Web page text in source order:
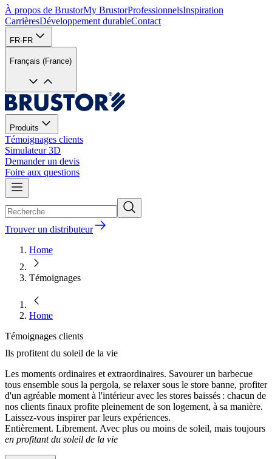
À propos de BrustorMy BrustorProfessionnelsInspiration
CarrièresDéveloppement durableContact
FR-FR
Français (France)
Produits
Témoignages clients
Simulateur 3D
Demander un devis
Foire aux questions
Trouver un distributeur
Home
Témoignages
Home
Témoignages clients
Ils profitent du soleil de la vie
Les moments ordinaires et extraordinaires. Savourer un barbecue
tous ensemble sous la pergola, se relaxer sous le store banne, profiter
d'un agréable moment à l'intérieur avec les stores baissés : chacun de
nos clients finaux profite pleinement de son logement, à sa manière.
Laissez-vous inspirer par leurs expériences.
Entièrement. Librement. Avec plus ou moins de soleil, mais toujours
en profitant du soleil de la vie